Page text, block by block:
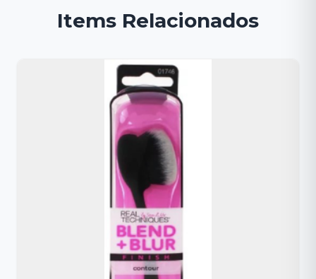
Items Relacionados